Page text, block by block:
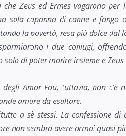
Zeus ed Ermes vagarono per
sola capanna di canne e fango
la povertà, resa più dolce dal
i due coniugi,
solo di poter morire insieme e
Amor Fou, tuttavia, non c’è
amore da esaltare.
a sè stessi. La confessione
non sembra avere ormai quasi